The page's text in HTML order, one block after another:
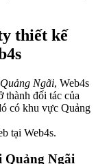
thiết kế
Ngãi, Web4s
đối tác của
có khu vực Quảng
tại Web4s.
Quảng Ngãi